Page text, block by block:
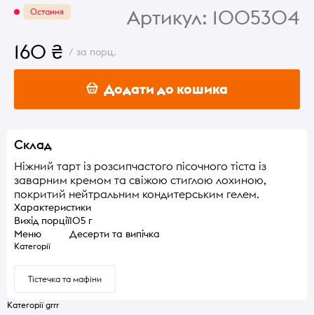
Остання Артикул: 1005304
160 ₴ / за порц.
Додати до кошика
Склад
Ніжний тарт із розсипчастого пісочного тіста із
заварним кремом та свіжою стиглою лохиною,
покритий нейтральним кондитерським гелем.
Характеристики
Вихід порції105 г
Меню
Десерти та випічка
Категорії
Тістечка та мафіни
Категорії grrr